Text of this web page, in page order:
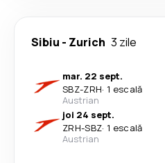
Sibiu - Zurich 3 zile
mar. 22 sept.
SBZ-ZRH· 1 escală
Austrian
joi 24 sept.
ZRH-SBZ· 1 escală
Austrian